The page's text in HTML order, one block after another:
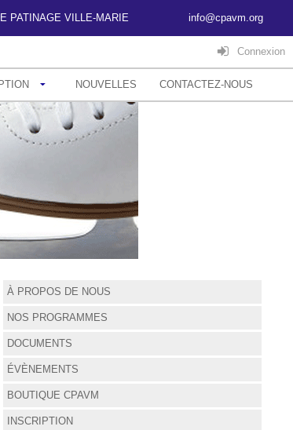
DE PATINAGE VILLE-MARIE info@cpavm.org
Connexion
NOUVELLES CONTACTEZ-NOUS
À PROPOS DE NOUS
NOS PROGRAMMES
DOCUMENTS
ÉVÈNEMENTS
BOUTIQUE CPAVM
INSCRIPTION